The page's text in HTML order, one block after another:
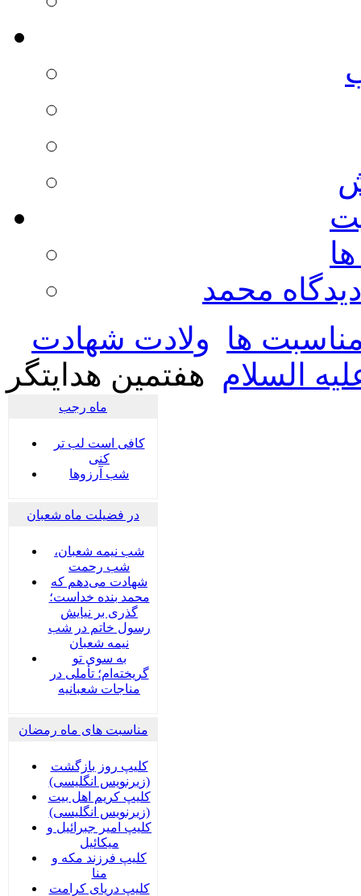
محمد
ها
ولادت شهادت
السلام هفتمین هدایتگر
ماه رجب
کافی است لب تر
کنی
شب آرزوها
در فضیلت ماه شعبان
شب نیمه شعبان،
شب رحمت
شهادت می‌دهم که
محمد بنده خداست؛
گذری بر نیایش
رسول خاتم در شب
نیمه شعبان
به سوی تو
گریخته‌ام؛ تأملی در
مناجات شعبانیه
مناسبت های ماه رمضان
کلیپ روز بازگشت
(زیرنویس انگلیسی)
کلیپ کریم اهل بیت
(زیرنویس انگلیسی)
کلیپ امیر جبرائیل و
میکائیل
کلیپ فرزند مکه و
منا
کلیپ دریای کرامت